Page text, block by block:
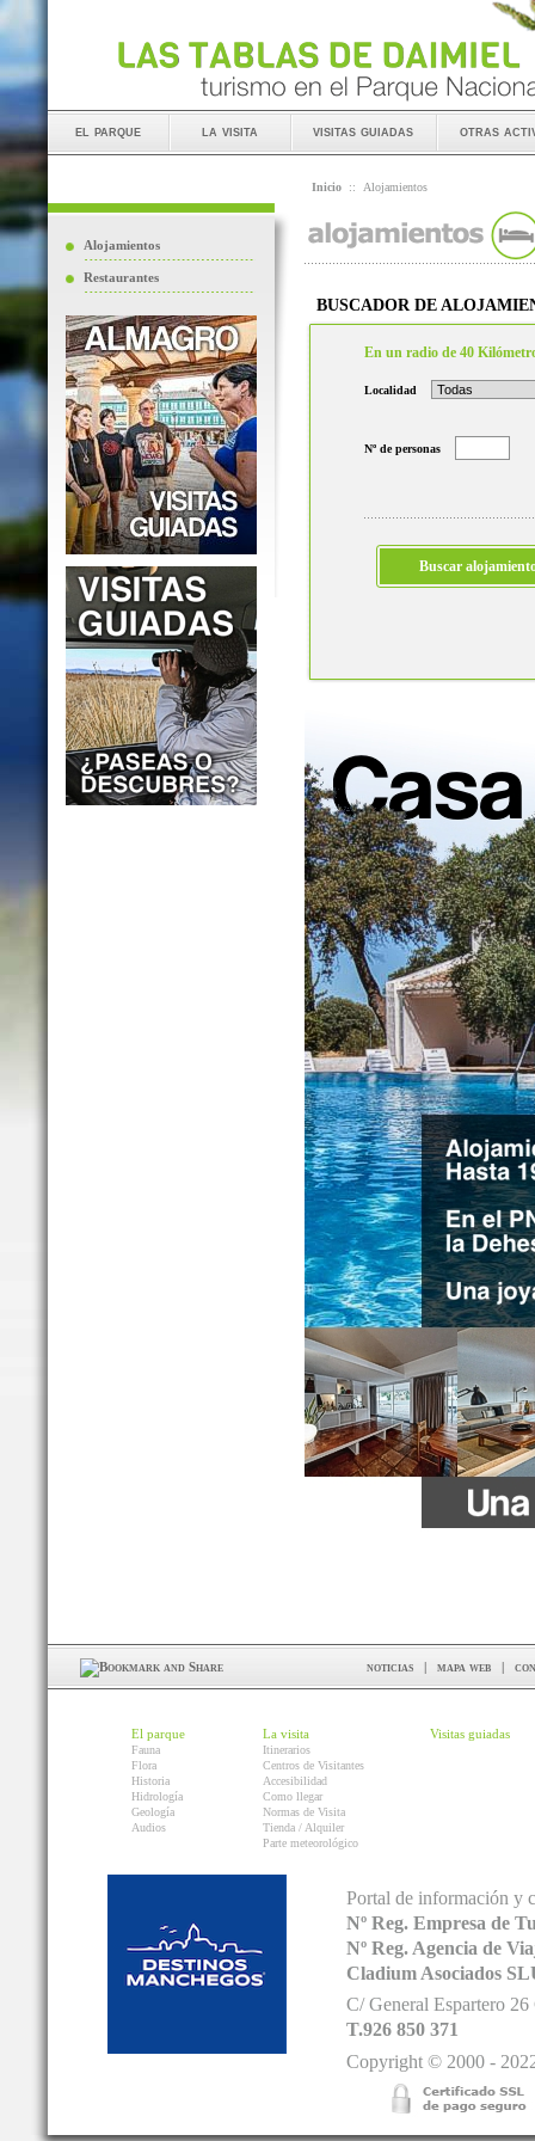
el parque la visita visitas guiadas otras
Alojamientos
Restaurantes
Inicio :: Alojamientos
BUSCADOR DE
En un radio de 40
Localidad
Nº de personas
noticias | mapa web |
El parque
Fauna
Flora
Historia
Hidrología
Geología
Audios
La visita
Itinerarios
Centros de Visitantes
Accesibilidad
Como llegar
Normas de Visita
Tienda / Alquiler
Parte meteorológico
Visitas guiadas
Portal de información y
Nº Reg. Empresa de
Nº Reg. Agencia de
Cladium Asociados
C/ General Espartero
T.926 850 371
Copyright © 2000 -